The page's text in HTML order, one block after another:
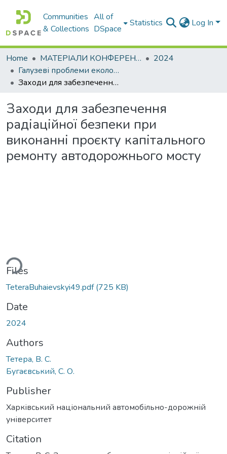
Communities
& Collections
All of
DSpace
Statistics Log In
Home МАТЕРІАЛИ КОНФЕРЕНЦІЙ
2024
Галузеві проблеми екологічної безпеки – 2024
Заходи для забезпечення радіаційної безпеки при виконанні проєкту капітального ремонту автодорожнього мосту
Заходи для забезпечення
радіаційної безпеки при
виконанні проєкту капітального
ремонту автодорожнього мосту
Files
TeteraBuhaievskyi49.pdf(725 KB)
Date
2024
Authors
Тетера, В. С.
Бугаєвський, С. О.
Publisher
Харківський національний автомобільно-дорожній
університет
Citation